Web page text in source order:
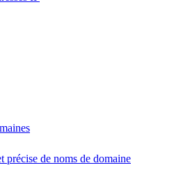
précise de noms de domaine